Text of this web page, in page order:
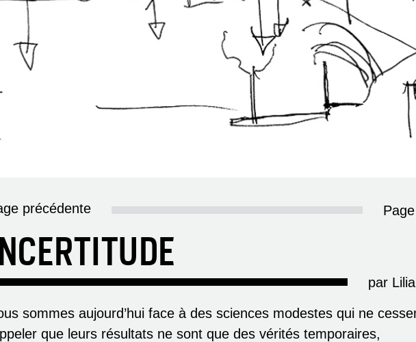
précédente
par
sommes aujourd’hui face à des sciences modestes qui ne
que leurs résultats ne sont que des vérités temporaires,